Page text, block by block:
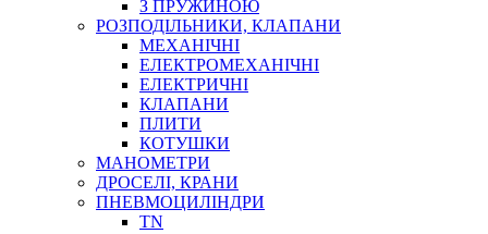
З ПРУЖИНОЮ
РОЗПОДІЛЬНИКИ, КЛАПАНИ
МЕХАНІЧНІ
ЕЛЕКТРОМЕХАНІЧНІ
ЕЛЕКТРИЧНІ
КЛАПАНИ
ПЛИТИ
КОТУШКИ
МАНОМЕТРИ
ДРОСЕЛІ, КРАНИ
ПНЕВМОЦИЛІНДРИ
TN